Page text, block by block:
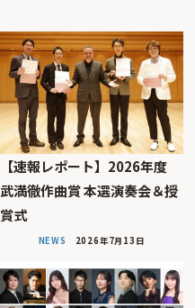
【速報レポート】2026年度
武満徹作曲賞 本選演奏会＆授
賞式
NEWS 2026年7月13日